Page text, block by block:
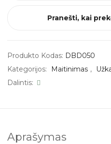
Pranešti, kai
Produkto Kodas: DBD050
Kategorijos:
Maitinimas ,
Dalintis:
Aprašymas